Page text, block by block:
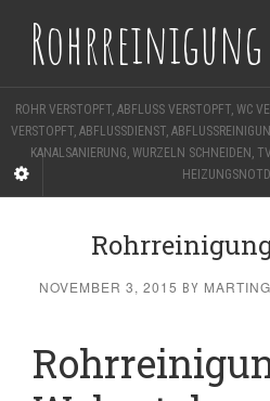
Rohrreinigung
ROHR VERSTOPFT, ABFLUSS VERSTOPFT, WC
VERSTOPFT, ABFLUSSDIENST,
KANALSANIERUNG, WURZELN SCHNEIDEN,
NOVEMBER 3, 2015 BY